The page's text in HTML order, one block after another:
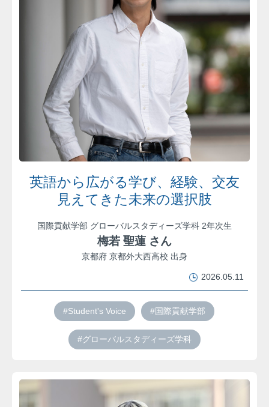
英語から広がる学び、経験、交友
見えてきた未来の選択肢
国際貢献学部 グローバルスタディーズ学科 2年次生
梅若 聖蓮 さん
京都府 京都外大西高校 出身
2026.05.11
#Student's Voice #国際貢献学部
#グローバルスタディーズ学科